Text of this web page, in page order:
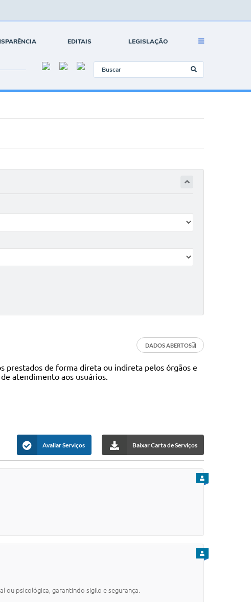
EDITAIS LEGISLAÇÃO
DADOS ABERTOS
prestados de forma direta ou indireta pelos órgãos e
atendimento aos usuários.
Avaliar Serviços Baixar Carta de Serviços
PARA CIDADÃO
ou psicológica, garantindo sigilo e segurança.
PARA CIDADÃO